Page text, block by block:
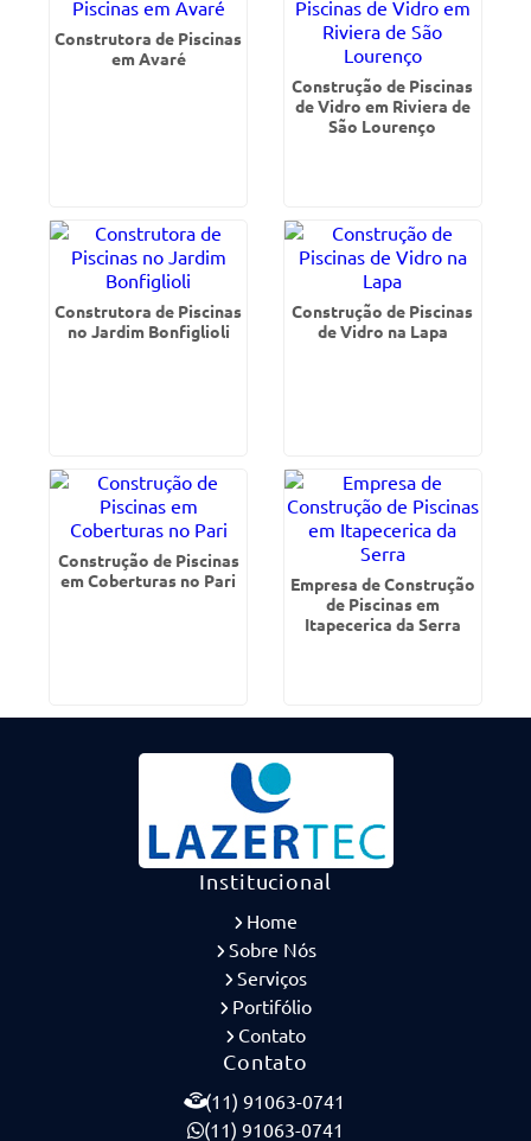
Construtora de Piscinas
em Avaré
Construção de Piscinas
de Vidro em Riviera de
São Lourenço
Construtora de Piscinas
no Jardim Bonfiglioli
Construção de Piscinas
de Vidro na Lapa
Construção de Piscinas
em Coberturas no Pari
Empresa de Construção
de Piscinas em
Itapecerica da Serra
Institucional
Home
Sobre Nós
Serviços
Portifólio
Contato
Contato
(11) 91063-0741
(11) 91063-0741